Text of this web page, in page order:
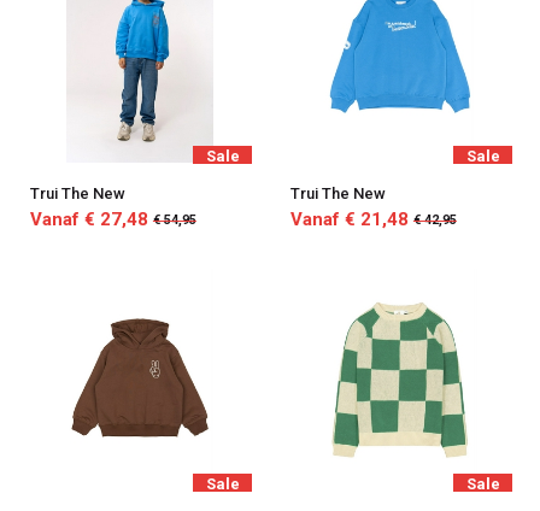
Sale
Trui The New
Vanaf € 27,48 € 54,95
Sale
Trui The New
Vanaf € 21,48 € 42,95
Sale Sale